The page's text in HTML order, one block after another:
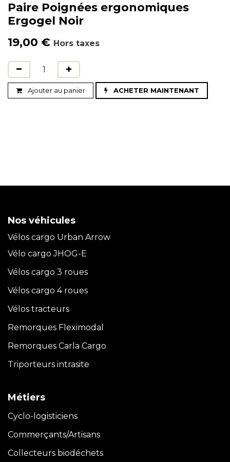
Paire Poignées ergonomiques
Ergogel Noir
19,00 € Hors taxes
Ajouter au panier ACHETER MAINTENANT
Nos véhicules
Vélos cargo Urban Arrow
Vélo cargo JHOG-E
Vélos cargo 3 roues
Vélos cargo 4 roues
Vélos tracteurs
Remorques Fleximodal
Remorques Carla Cargo
Triporteurs intrasite
Métiers
Cyclo-logisticiens
Commerçants/Artisans
Collecteurs biodéchets